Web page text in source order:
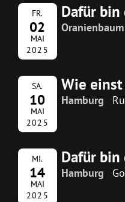
FR.
02
MAI
2025
Dafür bin
Oranienbaum
SA.
10
MAI
2025
Wie
Hamburg
MI.
14
MAI
2025
Dafür bin
Hamburg